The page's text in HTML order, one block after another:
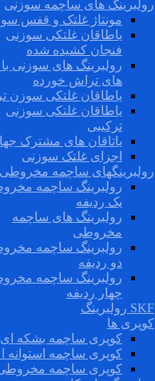
رولبرینگ های ساچمه سوزنی
مونتاژ غلتک و قفس
یاطاقان غلتکی سوزنی
فنجان کشیده شده
رولبرینگ های سوزنی
های تراش خورده
یاطاقان غلتکی سوزن
یاطاقان غلتکی سوزنی
ترکیبی
یاتاقان های مشترک
اجزای غلتک سوزنی
رولبرینگهای ساچمه مخروطی
رولبرینگ ساچمه
یک ردیفه
رولبرینگ های ساچمه
مخروطی
رولبرینگ ساچمه
دو ردیفه
رولبرینگ ساچمه
چهار ردیفه
SKF رولبرینگ
کوپری ها
کوپری ساچمه بشکه ای
کوپری ساچمه استوانه
کوپری ساچمه